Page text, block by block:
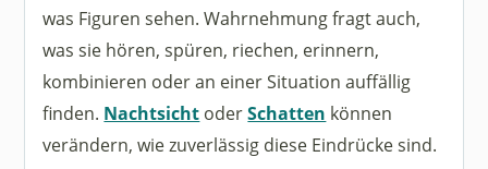
was Figuren sehen. Wahrnehmung fragt auch,
was sie hören, spüren, riechen, erinnern,
kombinieren oder an einer Situation auffällig
finden. Nachtsicht oderSchatten können
verändern, wie zuverlässig diese Eindrücke sind.